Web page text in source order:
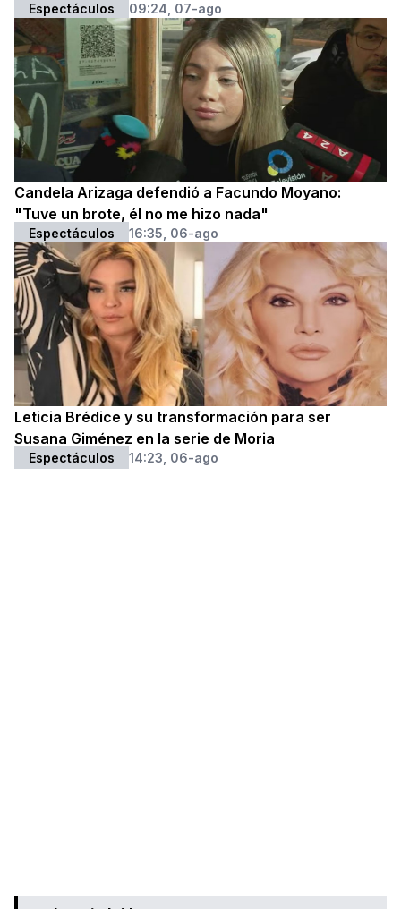
Espectáculos 09:24, 07-ago
Candela Arizaga defendió a Facundo Moyano:
"Tuve un brote, él no me hizo nada"
Espectáculos 16:35, 06-ago
Leticia Brédice y su transformación para ser
Susana Giménez en la serie de Moria
Espectáculos 14:23, 06-ago